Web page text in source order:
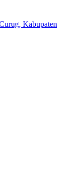
Kabupaten